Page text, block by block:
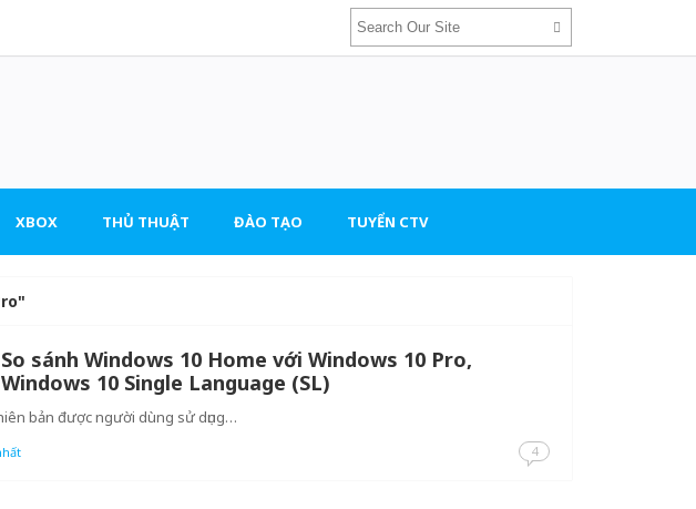
XBOX THỦ THUẬT ĐÀO TẠO TUYỂN CTV
So sánh Windows 10 Home với Windows 10 Pro,
Windows 10 Single Language (SL)
bản được người dùng sử dụng…
4